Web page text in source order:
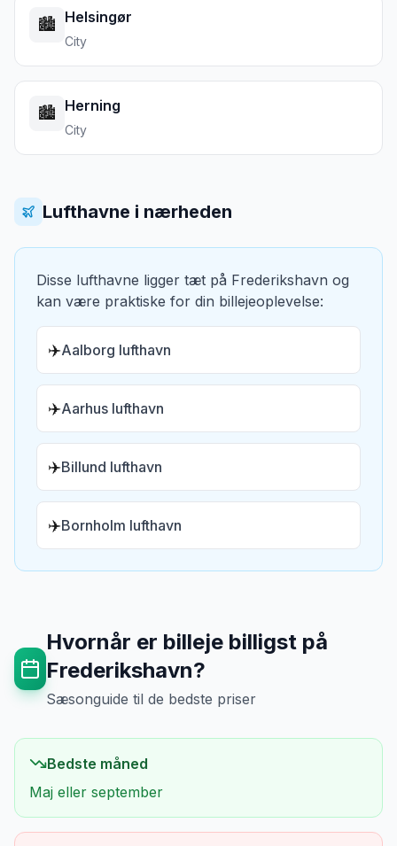
🏙️ Helsingør
City
🏙️ Herning
City
Lufthavne i nærheden
Disse lufthavne ligger tæt på Frederikshavn og
kan være praktiske for din billejeoplevelse:
✈️Aalborg lufthavn
✈️Aarhus lufthavn
✈️Billund lufthavn
✈️Bornholm lufthavn
Hvornår er billeje billigst på
Frederikshavn?
Sæsonguide til de bedste priser
Bedste måned
Maj eller september